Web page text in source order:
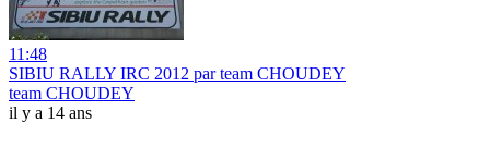
11:48
SIBIU RALLY IRC 2012 par team CHOUDEY
team CHOUDEY
il y a 14 ans